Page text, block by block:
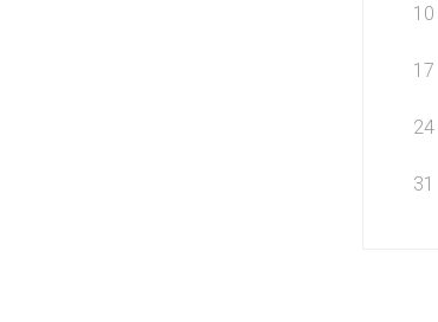
10
17
24
31